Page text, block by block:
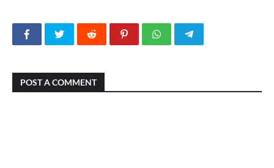
POST A COMMENT